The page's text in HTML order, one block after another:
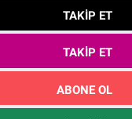
TAKIP ET
TAKIP ET
ABONE OL